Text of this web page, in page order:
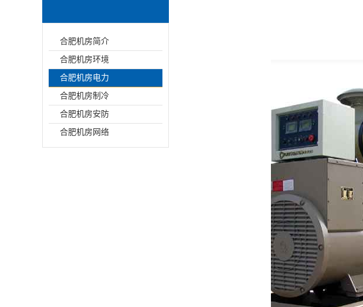
合肥机房简介
合肥机房环境
合肥机房电力
合肥机房制冷
合肥机房安防
合肥机房网络